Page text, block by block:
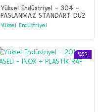
Yüksel Endüstriyel - 304 -
PASLANMAZ STANDART DÜZ
RAF
Yüksel Endüstriyel
%52